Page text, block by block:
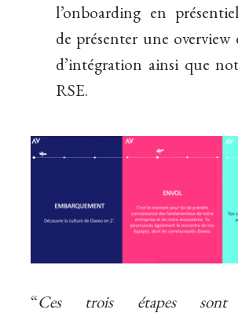
l’onboarding en
de présenter une overview
d’intégration ainsi que
RSE.
“Ces trois étapes sont